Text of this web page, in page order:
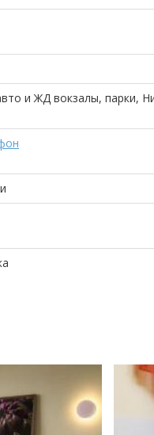
и ЖД вокзалы, парки,